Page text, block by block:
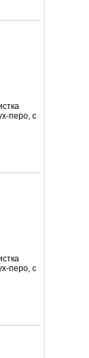
перо, с
перо, с